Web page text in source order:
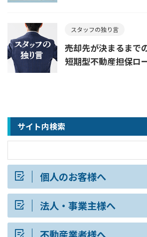
スタッフの独り言
売却先が決まるまで
短期型不動産担保ロ
サイト内検索
個人のお客様へ
法人・事業主様へ